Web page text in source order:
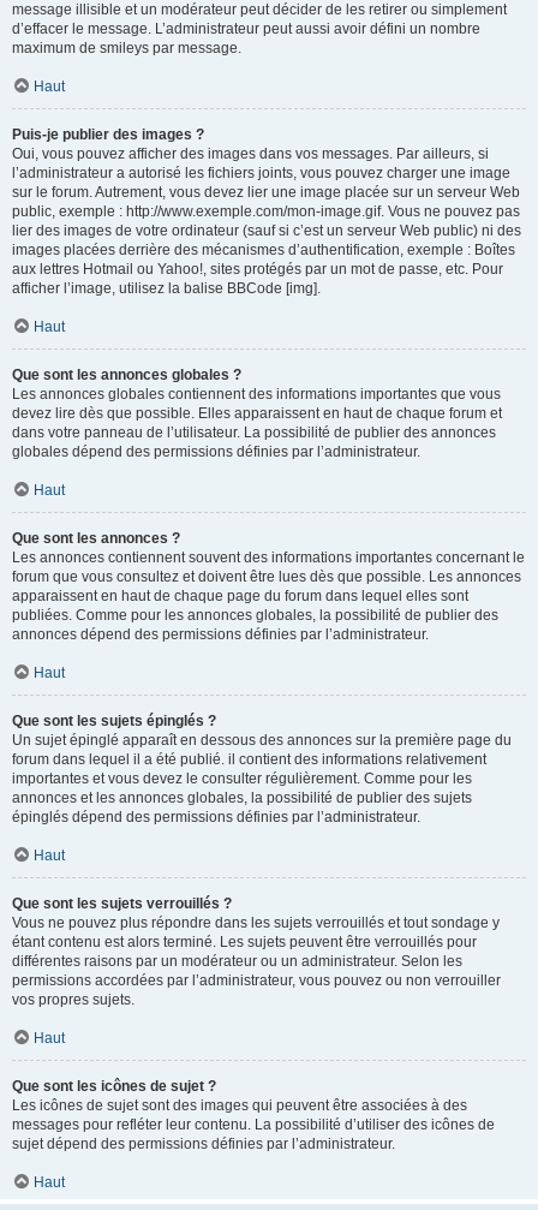
message illisible et un modérateur peut décider de les retirer ou simplement
d’effacer le message. L’administrateur peut aussi avoir défini un nombre
maximum de smileys par message.
Haut
Puis-je publier des images ?
Oui, vous pouvez afficher des images dans vos messages. Par ailleurs, si
l’administrateur a autorisé les fichiers joints, vous pouvez charger une image
sur le forum. Autrement, vous devez lier une image placée sur un serveur Web
public, exemple : http://www.exemple.com/mon-image.gif. Vous ne pouvez pas
lier des images de votre ordinateur (sauf si c’est un serveur Web public) ni des
images placées derrière des mécanismes d’authentification, exemple : Boîtes
aux lettres Hotmail ou Yahoo!, sites protégés par un mot de passe, etc. Pour
afficher l’image, utilisez la balise BBCode [img].
Haut
Que sont les annonces globales ?
Les annonces globales contiennent des informations importantes que vous
devez lire dès que possible. Elles apparaissent en haut de chaque forum et
dans votre panneau de l’utilisateur. La possibilité de publier des annonces
globales dépend des permissions définies par l’administrateur.
Haut
Que sont les annonces ?
Les annonces contiennent souvent des informations importantes concernant le
forum que vous consultez et doivent être lues dès que possible. Les annonces
apparaissent en haut de chaque page du forum dans lequel elles sont
publiées. Comme pour les annonces globales, la possibilité de publier des
annonces dépend des permissions définies par l’administrateur.
Haut
Que sont les sujets épinglés ?
Un sujet épinglé apparaît en dessous des annonces sur la première page du
forum dans lequel il a été publié. il contient des informations relativement
importantes et vous devez le consulter régulièrement. Comme pour les
annonces et les annonces globales, la possibilité de publier des sujets
épinglés dépend des permissions définies par l’administrateur.
Haut
Que sont les sujets verrouillés ?
Vous ne pouvez plus répondre dans les sujets verrouillés et tout sondage y
étant contenu est alors terminé. Les sujets peuvent être verrouillés pour
différentes raisons par un modérateur ou un administrateur. Selon les
permissions accordées par l’administrateur, vous pouvez ou non verrouiller
vos propres sujets.
Haut
Que sont les icônes de sujet ?
Les icônes de sujet sont des images qui peuvent être associées à des
messages pour refléter leur contenu. La possibilité d’utiliser des icônes de
sujet dépend des permissions définies par l’administrateur.
Haut